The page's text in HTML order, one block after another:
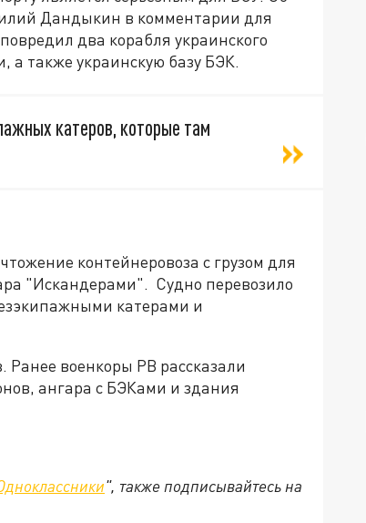
Дандыкин в комментарии для
два корабля украинского
а также украинскую базу БЭК.
катеров, которые там
контейнеровоза с грузом для
"Искандерами". Судно перевозило
катерами и
военкоры РВ рассказали
ангара с БЭКами и здания
", также подписывайтесь на